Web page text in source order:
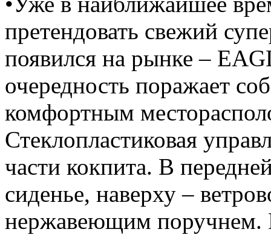
претендовать свежий
появился на рынке –
очередность поражает
комфортным
Стеклопластиковая
части кокпита. В
сиденье, наверху –
нержавеющим поручнем.